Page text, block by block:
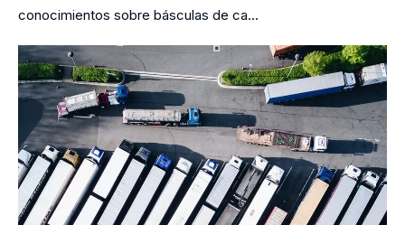
conocimientos sobre básculas de ca...